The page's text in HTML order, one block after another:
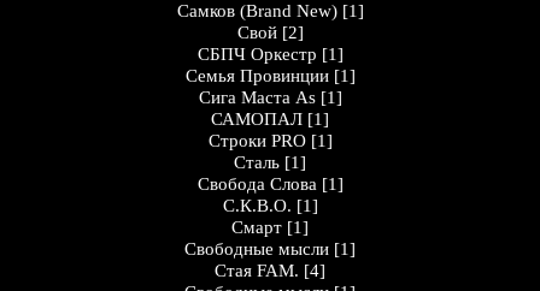
Самков (Brand New) [1]
Свой [2]
СБПЧ Оркестр [1]
Семья Провинции [1]
Сига Маста As [1]
САМОПАЛ [1]
Строки PRO [1]
Сталь [1]
Свобода Слова [1]
С.К.В.О. [1]
Смарт [1]
Свободные мысли [1]
Стая FAM. [4]